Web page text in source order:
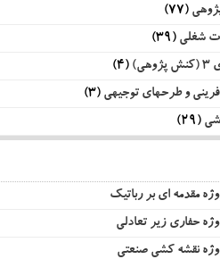
(77)
شغلی (39)
(4)
و طرحهای توجیهی (3)
(29)
مقدمه ای بر رباتیک
حفاری زیر تعادلی
نقشه کشی صنعتی